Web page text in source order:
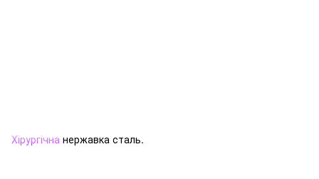
Хірургічна нержавка сталь.